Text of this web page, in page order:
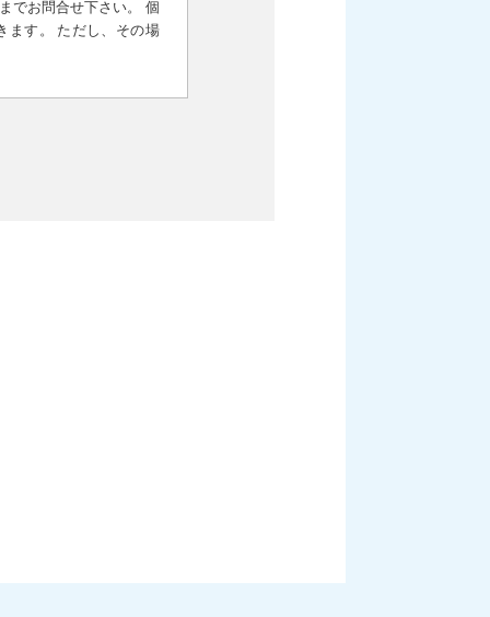
でお問合せ下さい。 個
ます。 ただし、その場